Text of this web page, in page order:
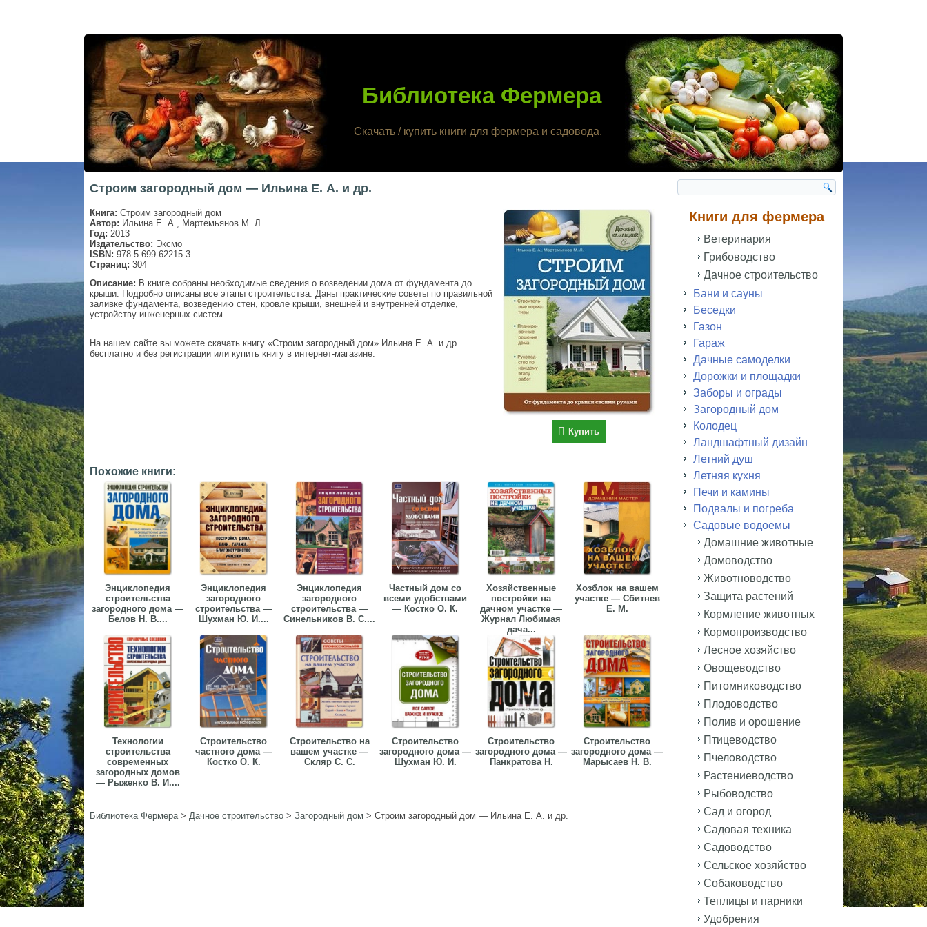
Библиотека Фермера
Скачать / купить книги для фермера и садовода.
Строим загородный дом — Ильина Е. А. и др.
Купить
Книга: Строим загородный дом
Автор: Ильина Е. А., Мартемьянов М. Л.
Год: 2013
Издательство: Эксмо
ISBN: 978-5-699-62215-3
Страниц: 304
Описание: В книге собраны необходимые сведения о возведении дома от фундамента до
крыши. Подробно описаны все этапы строительства. Даны практические советы по правильной
заливке фундамента, возведению стен, кровле крыши, внешней и внутренней отделке,
устройству инженерных систем.
На нашем сайте вы можете скачать книгу «Строим загородный дом» Ильина Е. А. и др.
бесплатно и без регистрации или купить книгу в интернет-магазине.
Похожие книги:
Энциклопедия
строительства
загородного дома —
Белов Н. В....
Энциклопедия
загородного
строительства —
Шухман Ю. И....
Энциклопедия
загородного
строительства —
Синельников В. С....
Частный дом со
всеми удобствами
— Костко О. К.
Хозяйственные
постройки на
дачном участке —
Журнал Любимая
дача...
Хозблок на вашем
участке — Сбитнев
Е. М.
Технологии
строительства
современных
загородных домов
— Рыженко В. И....
Строительство
частного дома —
Костко О. К.
Строительство на
вашем участке —
Скляр С. С.
Строительство
загородного дома —
Шухман Ю. И.
Строительство
загородного дома —
Панкратова Н.
Строительство
загородного дома —
Марысаев Н. В.
Библиотека Фермера> Дачное строительство > Загородный дом > Строим загородный дом — Ильина Е. А. и др.
Книги для фермера
Ветеринария
Грибоводство
Дачное строительство
Бани и сауны
Беседки
Газон
Гараж
Дачные самоделки
Дорожки и площадки
Заборы и ограды
Загородный дом
Колодец
Ландшафтный дизайн
Летний душ
Летняя кухня
Печи и камины
Подвалы и погреба
Садовые водоемы
Домашние животные
Домоводство
Животноводство
Защита растений
Кормление животных
Кормопроизводство
Лесное хозяйство
Овощеводство
Питомниководство
Плодоводство
Полив и орошение
Птицеводство
Пчеловодство
Растениеводство
Рыбоводство
Сад и огород
Садовая техника
Садоводство
Сельское хозяйство
Собаководство
Теплицы и парники
Удобрения